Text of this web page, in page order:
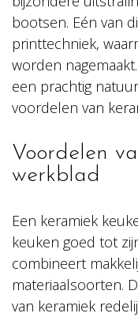
bootsen. Eén van
printtechniek,
worden
een prachtig
voordelen van
Voordelen
werkblad
Een keramiek
keuken goed tot
combineert
materiaalsoorten.
van keramiek